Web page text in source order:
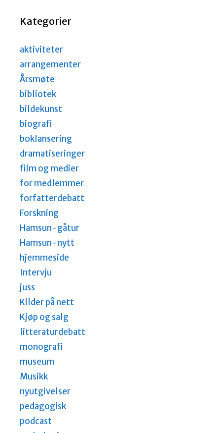
Kategorier
aktiviteter
arrangementer
Årsmøte
bibliotek
bildekunst
biografi
boklansering
dramatiseringer
film og medier
for medlemmer
forfatterdebatt
Forskning
Hamsun-gåtur
Hamsun-nytt
hjemmeside
Intervju
juss
Kilder på nett
Kjøp og salg
litteraturdebatt
monografi
museum
Musikk
nyutgivelser
pedagogisk
podcast